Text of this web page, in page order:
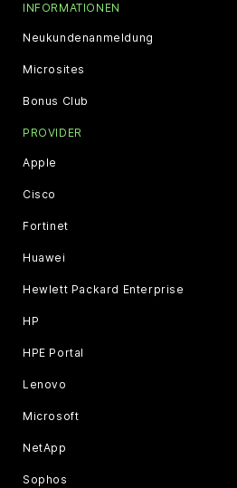
INFORMATIONEN
Neukundenanmeldung
Microsites
Bonus Club
PROVIDER
Apple
Cisco
Fortinet
Huawei
Hewlett Packard Enterprise
HP
HPE Portal
Lenovo
Microsoft
NetApp
Sophos